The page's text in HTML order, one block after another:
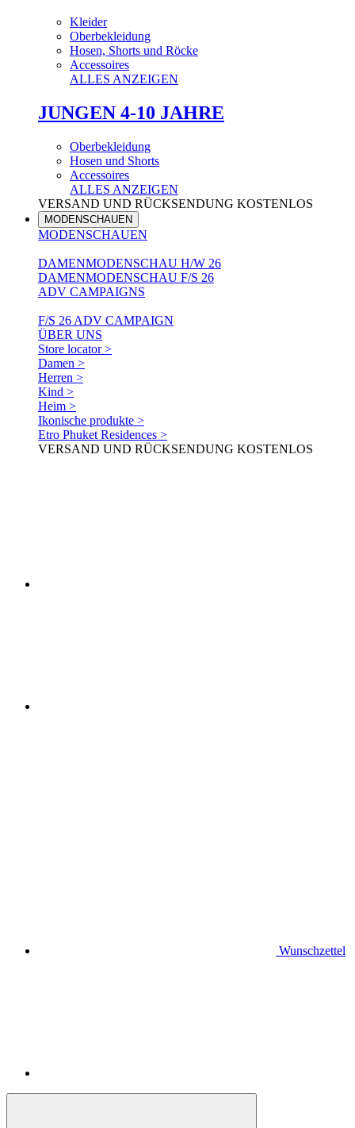
Kleider
Oberbekleidung
Hosen, Shorts und Röcke
Accessoires
ALLES ANZEIGEN
JUNGEN 4-10 JAHRE
Oberbekleidung
Hosen und Shorts
Accessoires
ALLES ANZEIGEN
VERSAND UND RÜCKSENDUNG KOSTENLOS
MODENSCHAUEN
MODENSCHAUEN
DAMENMODENSCHAU H/W 26
DAMENMODENSCHAU F/S 26
ADV CAMPAIGNS
F/S 26 ADV CAMPAIGN
ÜBER UNS
Store locator >
Damen >
Herren >
Kind >
Heim >
Ikonische produkte >
Etro Phuket Residences >
VERSAND UND RÜCKSENDUNG KOSTENLOS
Wunschzettel